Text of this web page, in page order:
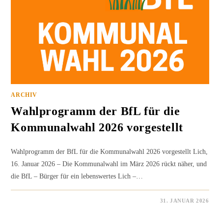
ARCHIV
Wahlprogramm der BfL für die
Kommunalwahl 2026 vorgestellt
Wahlprogramm der BfL für die Kommunalwahl 2026 vorgestellt Lich,
16. Januar 2026 – Die Kommunalwahl im März 2026 rückt näher, und
die BfL – Bürger für ein lebenswertes Lich –…
31. JANUAR 2026